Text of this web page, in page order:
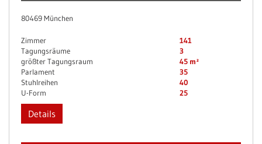
80469 München
Zimmer
141
Tagungsräume
3
größter Tagungsraum
45 m²
Parlament
35
Stuhlreihen
40
U-Form
25
Details